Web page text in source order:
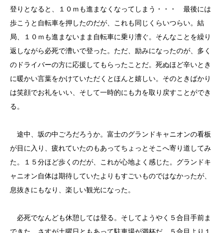
登りとなると、１０ｍも進まなくなってしまう・・・ 最後には
歩こうと自転車を押したのだが、これも同じくらいつらい。結
局、１０ｍも進まないまま自転車に乗り漕ぐ。そんなことを繰り
返しながら必死で漕いで登った。ただ、励みになったのが、多く
のドライバーの方に応援してもらったことだ。死ぬほど辛いとき
に暖かい言葉をかけていただくとほんと嬉しい。そのときばかり
は笑顔でお礼をいい、そして一時的にも力を取り戻すことができ
る。
途中、坂の中ごろだろうか。富士のグランドキャニオンの看板
が目に入り、疲れていたのもあってちょっとそこへ寄り道してみ
た。１５分ほど歩くのだが、これが心地よく感じた。グランドキ
ャニオン自体は期待していたよりもすごいものではなかったが、
息抜きにもなり、楽しい観光になった。
必死でなんども休憩しては登る。そしてようやく５合目手前ま